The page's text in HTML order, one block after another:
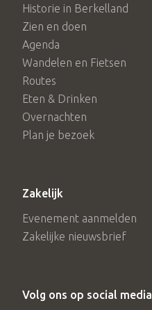
Historie in Berkelland
Zien en doen
Agenda
Wandelen en Fietsen
Routes
Eten & Drinken
Overnachten
Plan je bezoek
Zakelijk
Evenement aanmelden
Zakelijke nieuwsbrief
Volg ons op social media